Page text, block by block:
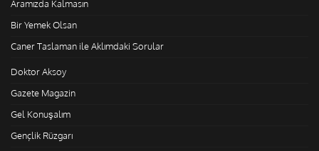
Aramızda Kalmasın
Bir Yemek Olsan
Caner Taslaman ile Aklımdaki Sorular
Doktor Aksoy
Gazete Magazin
Gel Konuşalım
Gençlik Rüzgarı